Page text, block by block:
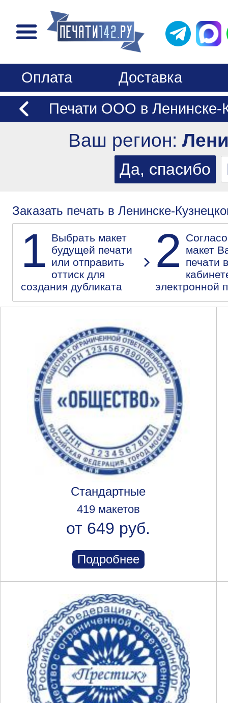
Оплата
Доставка
Печати ООО в Ленинске-
Ваш регион:
Заказать печать в Ленинске-
1 Выбрать макет
будущей печати
или отправить
оттиск для
создания дубликата
2
макет
печати
электронной
Стандартные
419 макетов
от 649 руб.
Подробнее